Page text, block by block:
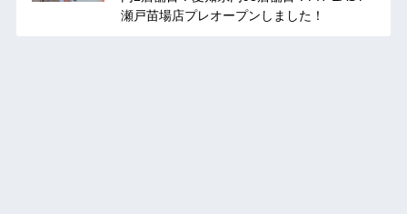
瀬戸苗場店プレオープンしました！